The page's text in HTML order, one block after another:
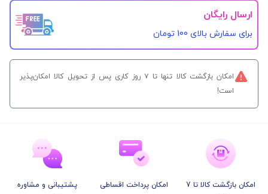
ارسال رایگان
برای سفارش‌ بالای 100 تومان
امکان بازگشت کالا تنها تا ۷ روز کاری پس از تحویل کالا امکان‌پذیر
است!
امکان بازگشت کالا تا 7
امکان پرداخت اقساطی
پشتیبانی و مشاوره